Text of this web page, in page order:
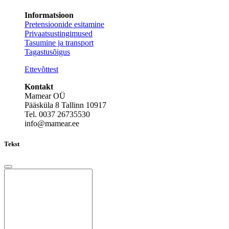
Informatsioon
Pretensioonide esitamine
Privaatsustingimused
Tasumine ja transport
Tagastusõigus
Ettevõttest
Kontakt
Mamear OÜ
Pääsküla 8 Tallinn 10917
Tel. 0037 26735530
info@mamear.ee
Tekst